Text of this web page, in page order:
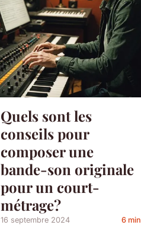
Quels sont les
conseils pour
composer une
bande-son originale
pour un court-
métrage?
16 septembre 2024 6 min